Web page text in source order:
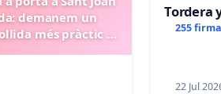
demanem un
més pràctic i
Tordera
255
22 Jul